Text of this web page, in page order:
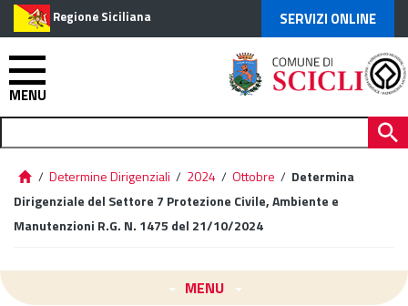
Regione Siciliana SERVIZI ONLINE
MENU
/ Determine Dirigenziali / 2024 / Ottobre / Determina
Dirigenziale del Settore 7 Protezione Civile, Ambiente e
Manutenzioni R.G. N. 1475 del 21/10/2024
MENU